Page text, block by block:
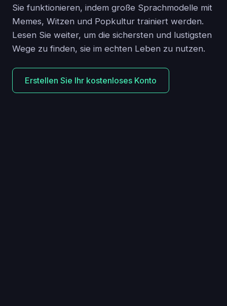
Sie funktionieren, indem große Sprachmodelle mit
Memes, Witzen und Popkultur trainiert werden.
Lesen Sie weiter, um die sichersten und lustigsten
Wege zu finden, sie im echten Leben zu nutzen.
Erstellen Sie Ihr kostenloses Konto